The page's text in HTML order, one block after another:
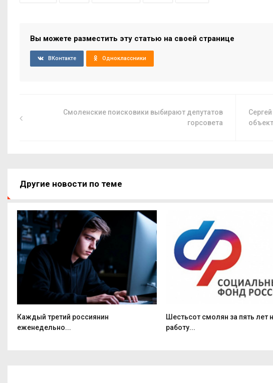
Вы можете разместить эту статью на своей странице
ВКонтакте Одноклассники
Смоленские поисковики выбирают депутатов
горсовета
Другие новости по теме
Каждый третий россиянин
еженедельно...
Шестьсот смолян за пять лет
работу...